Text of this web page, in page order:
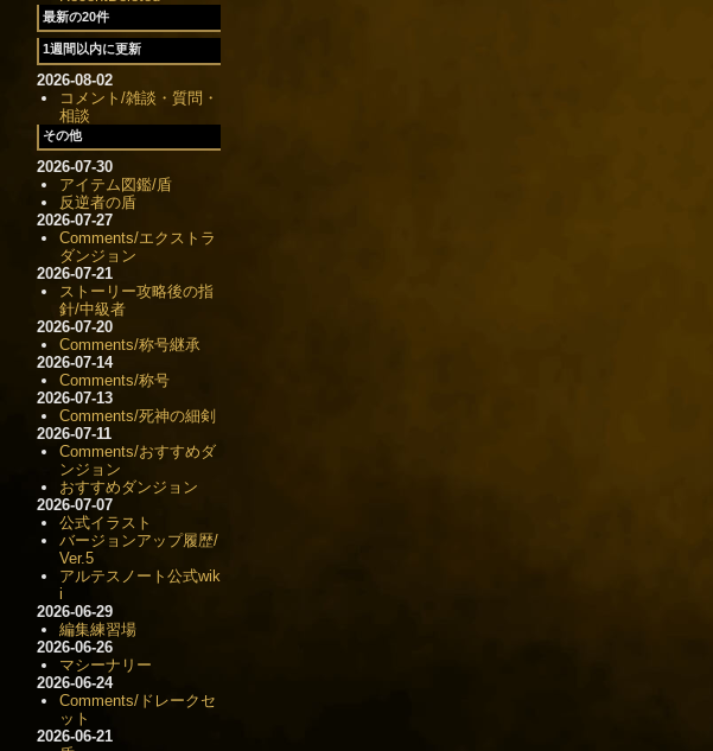
最新の20件
1週間以内に更新
2026-08-02
コメント/雑談・質問・
相談
その他
2026-07-30
アイテム図鑑/盾
反逆者の盾
2026-07-27
Comments/エクストラ
ダンジョン
2026-07-21
ストーリー攻略後の指
針/中級者
2026-07-20
Comments/称号継承
2026-07-14
Comments/称号
2026-07-13
Comments/死神の細剣
2026-07-11
Comments/おすすめダ
ンジョン
おすすめダンジョン
2026-07-07
公式イラスト
バージョンアップ履歴/
Ver.5
アルテスノート公式wik
i
2026-06-29
編集練習場
2026-06-26
マシーナリー
2026-06-24
Comments/ドレークセ
ット
2026-06-21